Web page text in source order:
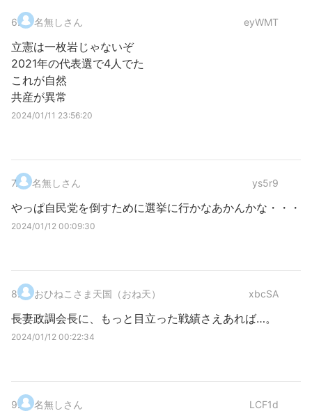
6. 名無しさん eyWMT
立憲は一枚岩じゃないぞ
2021年の代表選で4人でた
これが自然
共産が異常
2024/01/11 23:56:20
7. 名無しさん ys5r9
やっぱ自民党を倒すために選挙に行かなあかんかな・・・
2024/01/12 00:09:30
8. おひねこさま天国（おね天） xbcSA
長妻政調会長に、もっと目立った戦績さえあれば…。
2024/01/12 00:22:34
9. 名無しさん LCF1d